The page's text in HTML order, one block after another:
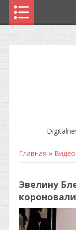
Главная » Видео
Эвелину
короновали